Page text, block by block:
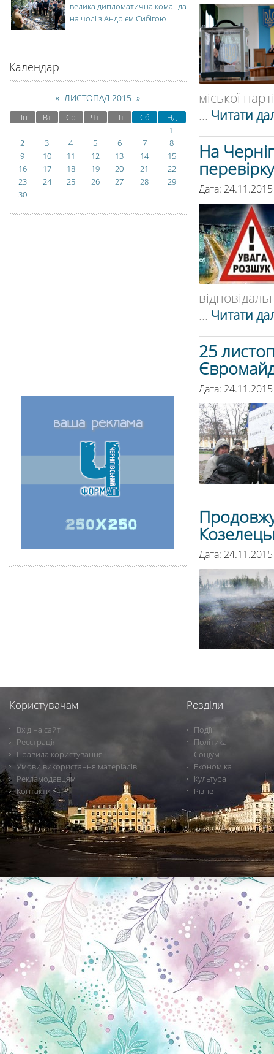
міської
... Читати
На
Дата:
... Читати
25
Дата:
Дата:
велика дипломатична команда
на чолі з Андрієм Сибігою
Календар
« ЛИСТОПАД 2015 »
Пн Вт Ср Чт Пт Сб
Нд
1
2
3 4 5 6 7
8
9
10 11 12 13 14
15
16
17 18 19 20 21
22
23
24 25 26 27 28
29
30
Користувачам
Вхід на сайт
Реєстрація
Правила користування
Умови використання матеріалів
Рекламодавцям
Контакти
Розділи
Події
Політика
Соціум
Економіка
Культура
Різне
Новини Чернігова, Чернігівські новини, Чернігівський формат, новини Чернігова, події в Чернігові: політика, економіка, аналітика, культура, відеоновини, екологія, спортивний Чернігів, туризм, Чернігів